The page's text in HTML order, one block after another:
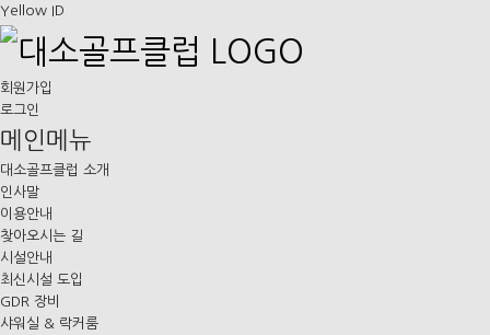
Yellow ID
회원가입
로그인
메인메뉴
대소골프클럽 소개
인사말
이용안내
찾아오시는 길
시설안내
최신시설 도입
GDR 장비
샤워실 & 락커룸